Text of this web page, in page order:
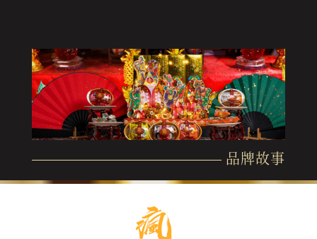
品牌故事